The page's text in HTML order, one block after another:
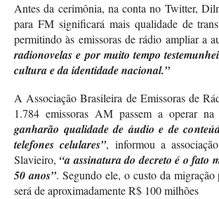
Antes da cerimônia, na conta no Twitter,
para FM significará mais qualidade de
permitindo às emissoras de rádio ampliar a
radionovelas e por muito tempo
cultura e da identidade nacional.”
A Associação Brasileira de Emissoras de
1.784 emissoras AM passem a operar
ganharão qualidade de áudio e de
telefones celulares”, informou a
Slavieiro, “a assinatura do decreto é o fato
50 anos”. Segundo ele, o custo da
será de aproximadamente R$ 100 milhões